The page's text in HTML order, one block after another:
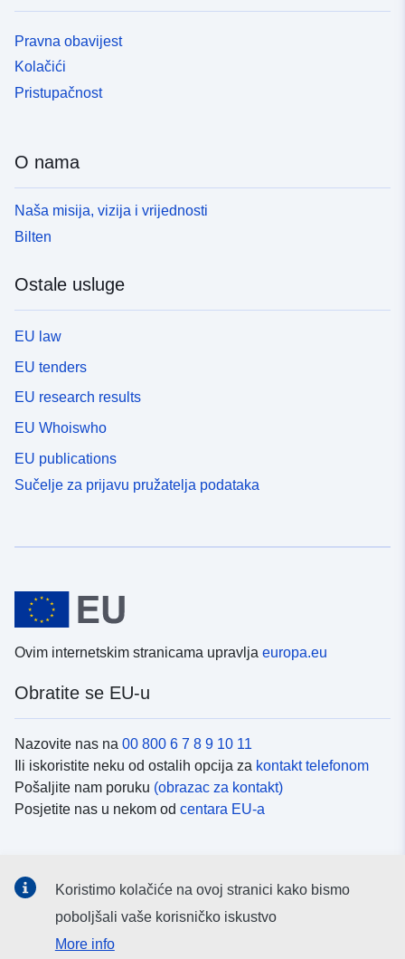
Pravna obavijest
Kolačići
Pristupačnost
O nama
Naša misija, vizija i vrijednosti
Bilten
Ostale usluge
EU law
EU tenders
EU research results
EU Whoiswho
EU publications
Sučelje za prijavu pružatelja podataka
Ovim internetskim stranicama upravlja europa.eu
Obratite se EU-u
Nazovite nas na 00 800 6 7 8 9 10 11
Ili iskoristite neku od ostalih opcija za kontakt telefonom
Pošaljite nam poruku (obrazac za kontakt)
Posjetite nas u nekom od centara EU-a
Potražite kanale EU-a nadruštvenim mrežama
Koristimo kolačiće na ovoj stranici kako bismo
poboljšali vaše korisničko iskustvo
More info